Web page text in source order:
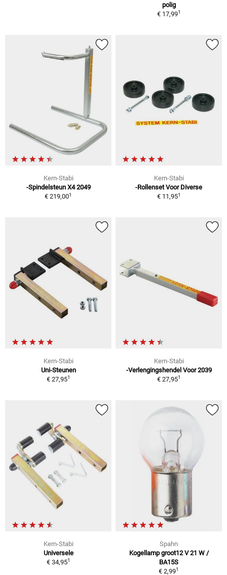
polig
€ 17,991
Kern-Stabi
-Spindelsteun X4 2049
€ 219,001
Kern-Stabi
-Rollenset Voor Diverse
€ 11,951
Kern-Stabi
Uni-Steunen
€ 27,951
Kern-Stabi
-Verlengingshendel Voor 2039
€ 27,951
Kern-Stabi
Universele
€ 34,951
Spahn
Kogellamp groot12 V 21 W /
BA15S
€ 2,991